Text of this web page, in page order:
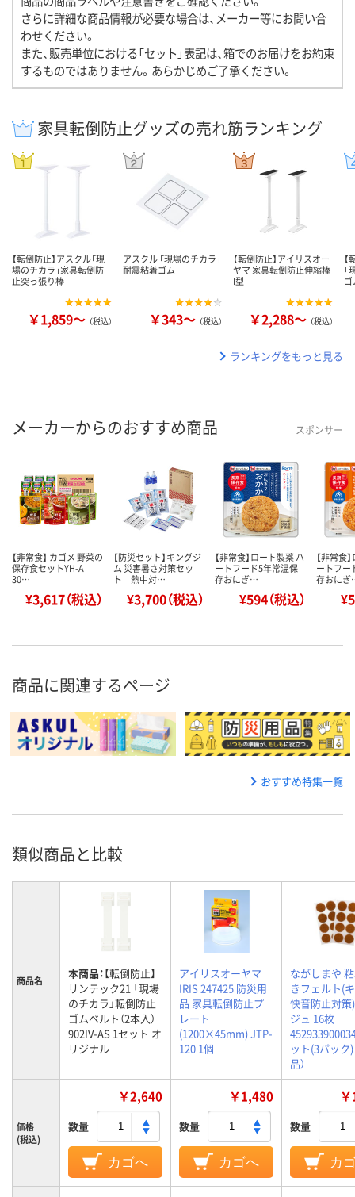
さらに詳細な商品情報が必要な場合は、メーカー等にお問い合
わせください。
また、販売単位における「セット」表記は、箱でのお届けをお約束
するものではありません。あらかじめご了承ください。
家具転倒防止グッズの売れ筋ランキング
【転倒防止】アスクル「現
場のチカラ」家具転倒防
止突っ張り棒
￥1,859～ （税込）
アスクル 「現場のチカラ」
耐震粘着ゴム
￥343～ （税込）
【転倒防止】アイリスオー
ヤマ 家具転倒防止伸縮棒
I型
￥2,288～ （税込）
ランキングをもっと見る
メーカーからのおすすめ商品 スポンサー
【非常食】 カゴメ 野菜の
保存食セットYH-A
30…
¥3,617（税込）
【防災セット】キングジ
ム 災害暑さ対策セッ
ト 熱中対…
¥3,700（税込）
【非常食】ロート製薬 ハ
ートフード5年常温保
存おにぎ…
¥594（税込）
【非常食
ートフー
存おに
商品に関連するページ
おすすめ特集一覧
類似商品と比較
商品名 本商品：【転倒防止】
リンテック21 「現場
のチカラ」転倒防止
ゴムベルト（2本入）
902IV-AS 1セット オ
リジナル
アイリスオーヤマ
IRIS 247425 防災用
品 家具転倒防止プ
レート
(1200×45mm) JTP-
120 1個
ながしまや
きフェルト(
快音防止対策
ジュ 16枚
ット(3パック)
品）
価格
(税込)
￥2,640
数量
カゴへ
￥1,480
数量
カゴへ
数量
カ